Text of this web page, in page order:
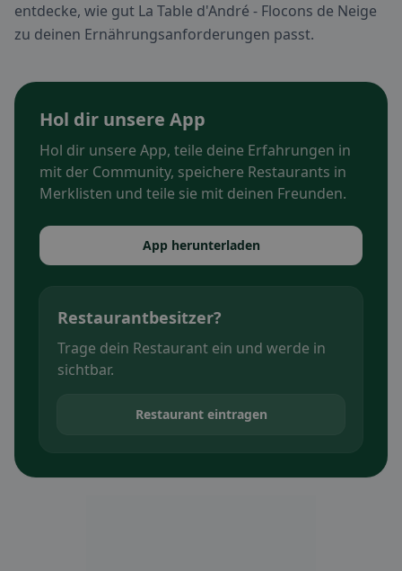
entdecke, wie gut La Table d'André - Flocons de Neige
zu deinen Ernährungsanforderungen passt.
Hol dir unsere App
Hol dir unsere App, teile deine Erfahrungen in
mit der Community, speichere Restaurants in
Merklisten und teile sie mit deinen Freunden.
App herunterladen
Restaurantbesitzer?
Trage dein Restaurant ein und werde in
sichtbar.
Restaurant eintragen